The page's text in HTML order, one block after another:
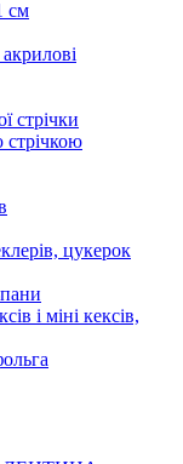
см
стрічки
цукерок
і міні кексів,